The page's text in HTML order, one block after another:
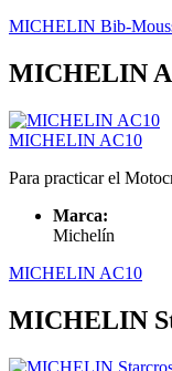
MICHELIN Bib-
MICHELIN
MICHELIN AC10
Para practicar el
Marca:
Michelín
MICHELIN AC10
MICHELIN